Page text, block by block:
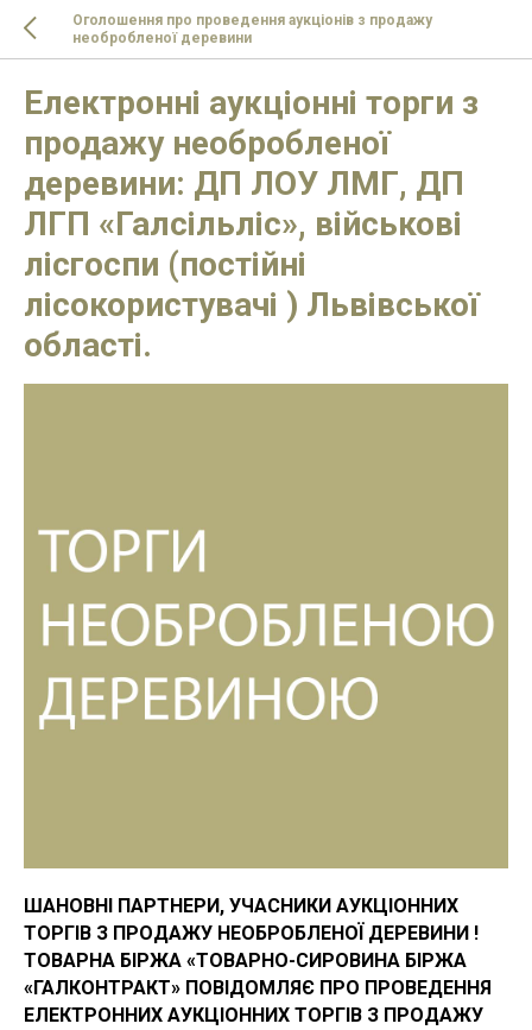
Оголошення про проведення аукціонів з продажу
необробленої деревини
Електронні аукціонні торги з
продажу необробленої
деревини: ДП ЛОУ ЛМГ, ДП
ЛГП «Галсільліс», військові
лісгоспи (постійні
лісокористувачі ) Львівської
області.
ШАНОВНІ ПАРТНЕРИ, УЧАСНИКИ АУКЦІОННИХ
ТОРГІВ З ПРОДАЖУ НЕОБРОБЛЕНОЇ ДЕРЕВИНИ !
ТОВАРНА БІРЖА «ТОВАРНО-СИРОВИНА БІРЖА
«ГАЛКОНТРАКТ» ПОВІДОМЛЯЄ ПРО ПРОВЕДЕННЯ
ЕЛЕКТРОННИХ АУКЦІОННИХ ТОРГІВ З ПРОДАЖУ